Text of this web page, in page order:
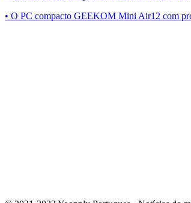
• O PC compacto GEEKOM Mini Air12 com